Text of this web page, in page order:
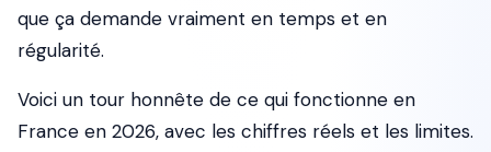
que ça demande vraiment en temps et en
régularité.
Voici un tour honnête de ce qui fonctionne en
France en 2026, avec les chiffres réels et les limites.